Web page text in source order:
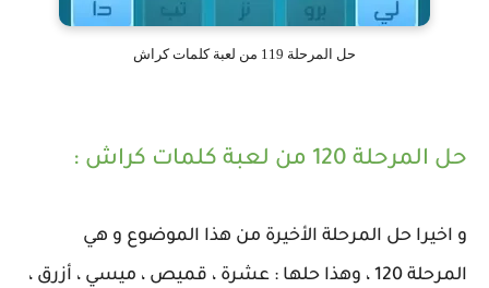
حل المرحلة 119 من لعبة كلمات كراش
حل المرحلة 120 من لعبة كلمات كراش :
و اخيرا حل المرحلة الأخيرة من هذا الموضوع و هي
المرحلة 120 ، وهذا حلها : عشرة ، قميص ، ميسي ، أزرق ،